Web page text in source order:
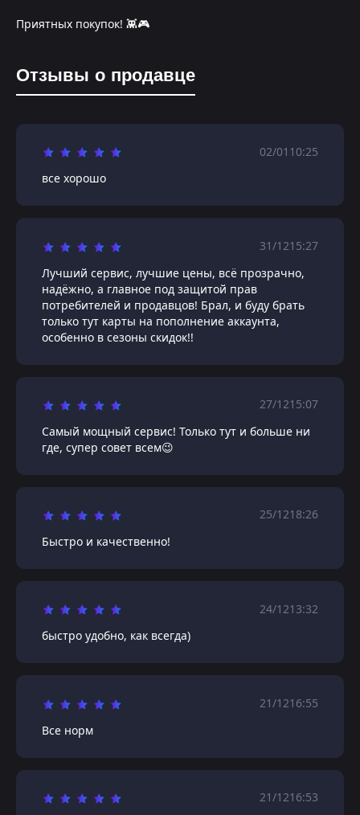
Приятных покупок! 👾🎮
Отзывы о продавце
02/01 10:25
все хорошо
31/1215:27
Лучший сервис, лучшие цены, всё прозрачно,
надёжно, а главное под защитой прав
потребителей и продавцов! Брал, и буду брать
только тут карты на пополнение аккаунта,
особенно в сезоны скидок!!
27/1215:07
Самый мощный сервис! Только тут и больше ни
где, супер совет всем😉
25/1218:26
Быстро и качественно!
24/1213:32
быстро удобно, как всегда)
21/1216:55
Все норм
21/1216:53